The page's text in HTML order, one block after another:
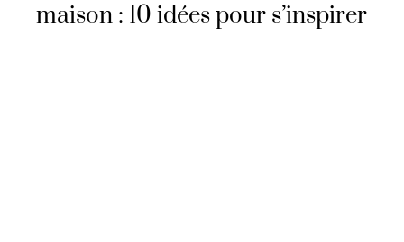
maison : 10 idées pour s’inspirer